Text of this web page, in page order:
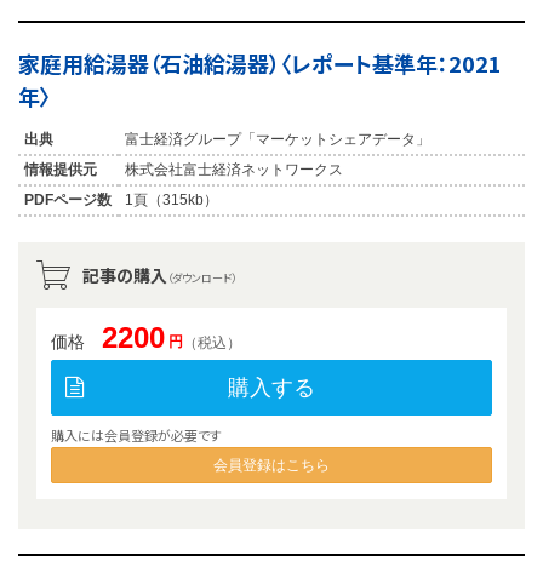
家庭用給湯器（石油給湯器）〈レポート基準年：2021
年〉
出典
富士経済グループ「マーケットシェアデータ」
情報提供元
株式会社富士経済ネットワークス
PDFページ数
1頁（315kb）
記事の購入 （ダウンロード）
価格 2200 円 （税込）
購入する
購入には会員登録が必要です
会員登録はこちら